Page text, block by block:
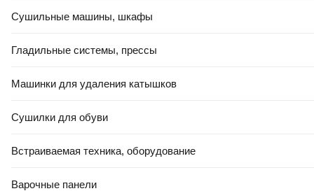
Сушильные машины, шкафы
Гладильные системы, прессы
Машинки для удаления катышков
Сушилки для обуви
Встраиваемая техника, оборудование
Варочные панели
233,00 Ҕ
Endever SkyClean VC-295
Есть уценка
В корзину
ST-6659-2 (62973)